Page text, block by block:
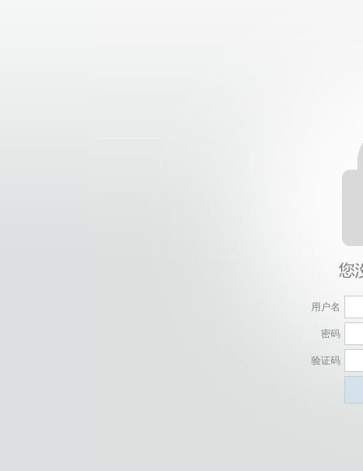
用户名
密码
验证码